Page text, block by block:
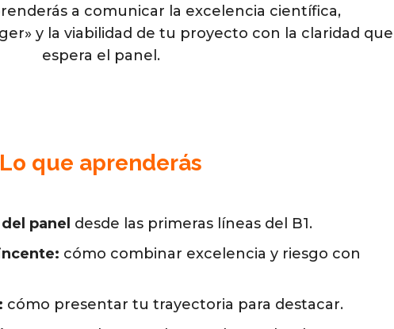
a comunicar la excelencia científica,
y la viabilidad de tu proyecto con la claridad que
espera el panel.
Lo que aprenderás
panel desde las primeras líneas del B1.
cómo combinar excelencia y riesgo con
cómo presentar tu trayectoria para destacar.